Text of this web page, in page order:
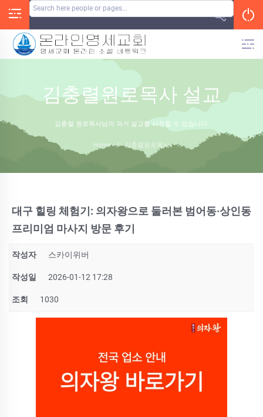
김충렬원로목사 설교
김충렬 원로목사님의 과거 설교를 시청할 수 있습니다.
Home / 김충렬원로목사
대구 힐링 체험기: 의자왕으로 둘러본 범어동·상인동
프리미엄 마사지 방문 후기
작성자 스카이위버
작성일 2026-01-12 17:28
조회 1030